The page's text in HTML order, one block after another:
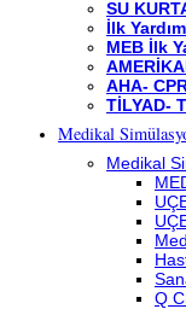
SU
İlk
MEB İlk
AHA-
TİLYAD-
Medikal
Medikal
Q